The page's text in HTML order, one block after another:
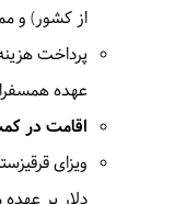
امروز
بازدید
شمالی
امروز می
از این مکان
تا با
اقامتمان
از کشور) و
پرداخت
عهده
اقامت در کمپ یورت،